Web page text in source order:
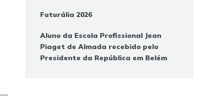
Futurália 2026
Aluno da Escola Profissional Jean
Piaget de Almada recebido pelo
Presidente da República em Belém
—